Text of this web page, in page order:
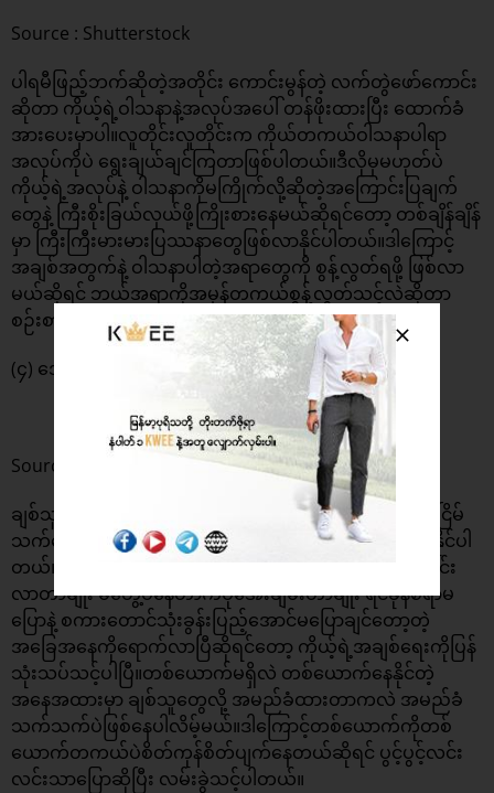
Source : Shutterstock
ပါရမီဖြည့်ဘက်ဆိုတဲ့အတိုင်း ကောင်းမွန်တဲ့ လက်တွဲဖော်ကောင်း
ဆိုတာ ကိုယ့်ရဲ့ဝါသနာနဲ့အလုပ်အပေါ် တန်ဖိုးထားပြီး ထောက်ခံ
အားပေးမှာပါ။လူတိုင်းလူတိုင်းက ကိုယ်တကယ်ဝါသနာပါရာ
အလုပ်ကိုပဲ ရွေးချယ်ချင်ကြတာဖြစ်ပါတယ်။ဒီလိုမှမဟုတ်ပဲ
ကိုယ့်ရဲ့အလုပ်နဲ့ ဝါသနာကိုမကြိုက်လို့ဆိုတဲ့အကြောင်းပြချက်
တွေနဲ့ ကြီးစိုးခြယ်လှယ်ဖို့ကြိုးစားနေမယ်ဆိုရင်တော့ တစ်ချိန်ချိန်
မှာ ကြီးကြီးမားမားပြဿနာတွေဖြစ်လာနိုင်ပါတယ်။ဒါကြောင့်
အချစ်အတွက်နဲ့ ဝါသနာပါတဲ့အရာတွေကို စွန့်လွတ်ရဖို့ ဖြစ်လာ
မယ်ဆိုရင် ဘယ်အရာကိုအမှန်တကယ်စွန့်လွတ်သင့်လဲဆိုတာ
စဉ်းစားသင့်ပါတယ်။
(၄) အေးစက်တဲ့ဆက်ဆံရေးဖြစ်လာတဲ့အခါ
Source : Shutterstock
ချစ်သူနှစ်ဦးရဲ့ဆက်ဆံရေးတွေက အေးစက်တိတ်ဆိတ်ပြီး ငြိမ်
သက်နေမယ်ဆိုရင် အပျက်ဘက်ကို ဦးတည်နေပြီဆိုတာသိနိုင်ပါ
တယ်။တစ်ယောက်တစ်ယောက်ဖုန်းမပြောပဲနေရတာပိုကောင်း
လာတာမျိုး မတွေ့ပဲနေတာကပိုအေးချမ်းတာမျိုး ရင်ခုန်စရာမ
ပြောနဲ့ စကားတောင်သုံးခွန်းပြည့်အောင်မပြောချင်တော့တဲ့
အခြေအနေကိုရောက်လာပြီဆိုရင်တော့ ကိုယ့်ရဲ့အချစ်ရေးကိုပြန်
သုံးသပ်သင့်ပါပြီ။တစ်ယောက်မရှိလဲ တစ်ယောက်နေနိုင်တဲ့
အနေအထားမှာ ချစ်သူတွေလို့ အမည်ခံထားတာကလဲ အမည်ခံ
သက်သက်ပဲဖြစ်နေပါလိမ့်မယ်။ဒါကြောင့်တစ်ယောက်ကိုတစ်
ယောက်တကယ်ပဲစိတ်ကုန်စိတ်ပျက်နေတယ်ဆိုရင် ပွင့်ပွင့်လင်း
လင်းသာပြောဆိုပြီး လမ်းခွဲသင့်ပါတယ်။